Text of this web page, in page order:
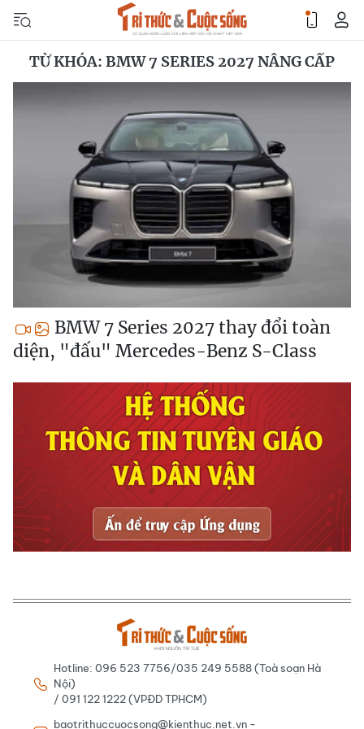
TỪ KHÓA: BMW 7 SERIES 2027 NÂNG CẤP
BMW 7 Series 2027 thay đổi toàn
diện, "đấu" Mercedes-Benz S-Class
Hotline: 096 523 7756/035 249 5588 (Toà soạn Hà
Nội)
/ 091 122 1222 (VPĐD TPHCM)
baotrithuccuocsong@kienthuc.net.vn -